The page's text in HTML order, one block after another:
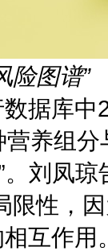
险图谱”
据库
养组
。刘凤
限性，
互作